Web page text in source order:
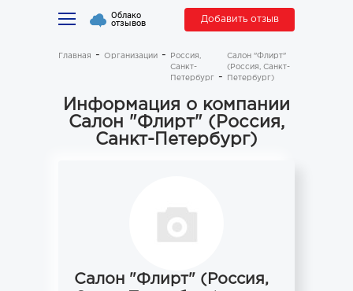
Облако
отзывов Добавить отзыв
Главная Организации
Россия,
Санкт-
Петербург
Салон "Флирт"
(Россия, Санкт-
Петербург)
Информация о компании
Салон "Флирт" (Россия,
Санкт-Петербург)
Салон "Флирт" (Россия,